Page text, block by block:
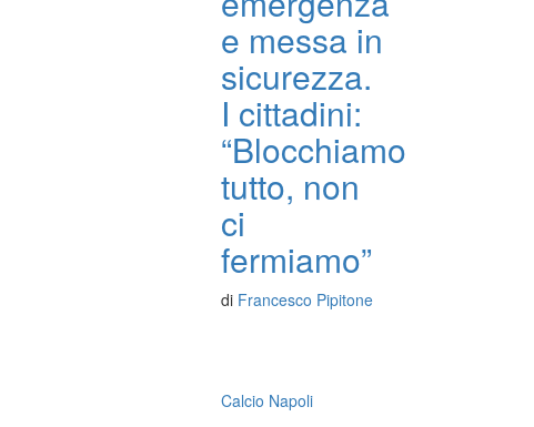
e messa in
sicurezza.
I cittadini:
“Blocchiamo
tutto, non
ci
fermiamo”
di Francesco Pipitone
Calcio Napoli